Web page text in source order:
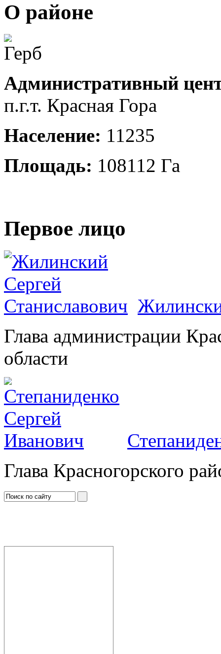
О районе
Административный
п.г.т. Красная Гора
Население: 11235
Площадь: 108112 Га
Первое лицо
Глава администрации
области
Глава Красногорского